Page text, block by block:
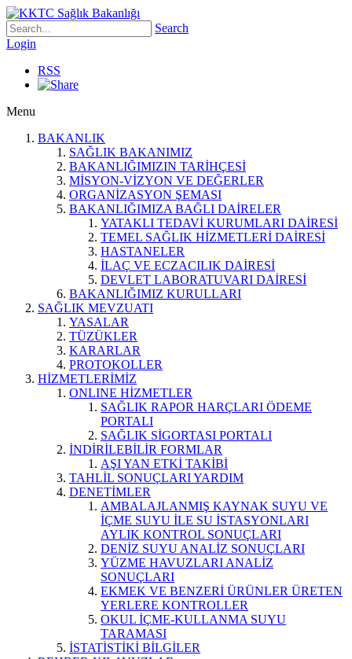
Search
Login
RSS
Menu
BAKANLIK
SAĞLIK BAKANIMIZ
BAKANLIĞIMIZIN TARİHÇESİ
MİSYON-VİZYON VE DEĞERLER
ORGANİZASYON ŞEMASI
BAKANLIĞIMIZA BAĞLI DAİRELER
YATAKLI TEDAVİ KURUMLARI DAİRESİ
TEMEL SAĞLIK HİZMETLERİ DAİRESİ
HASTANELER
İLAÇ VE ECZACILIK DAİRESİ
DEVLET LABORATUVARI DAİRESİ
BAKANLIĞIMIZ KURULLARI
SAĞLIK MEVZUATI
YASALAR
TÜZÜKLER
KARARLAR
PROTOKOLLER
HİZMETLERİMİZ
ONLINE HİZMETLER
SAĞLIK RAPOR HARÇLARI ÖDEME
PORTALI
SAĞLIK SİGORTASI PORTALI
İNDİRİLEBİLİR FORMLAR
AŞI YAN ETKİ TAKİBİ
TAHLİL SONUÇLARI YARDIM
DENETİMLER
AMBALAJLANMIŞ KAYNAK SUYU VE
İÇME SUYU İLE SU İSTASYONLARI
AYLIK KONTROL SONUÇLARI
DENİZ SUYU ANALİZ SONUÇLARI
YÜZME HAVUZLARI ANALİZ
SONUÇLARI
EKMEK VE BENZERİ ÜRÜNLER ÜRETEN
YERLERE KONTROLLER
OKUL İÇME-KULLANMA SUYU
TARAMASI
İSTATİSTİKİ BİLGİLER